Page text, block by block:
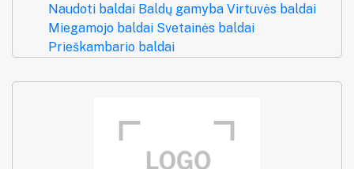
Naudoti baldai Baldų gamyba Virtuvės baldai
Miegamojo baldai Svetainės baldai
Prieškambario baldai